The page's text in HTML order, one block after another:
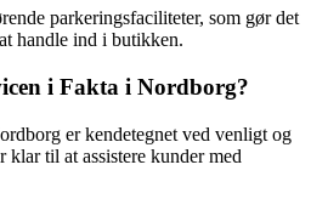
parkeringsfaciliteter, som gør det
handle ind i butikken.
i Fakta i Nordborg?
er kendetegnet ved venligt og
klar til at assistere kunder med